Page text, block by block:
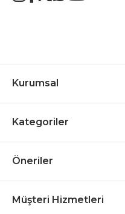
Kurumsal
Kategoriler
Öneriler
Müşteri Hizmetleri